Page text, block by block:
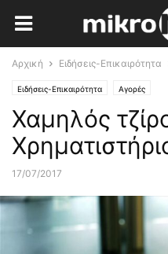
Αρχική Ειδήσεις-Επικαιρότητα
Ειδήσεις-Επικαιρότητα Αγορές
Χαμηλός
17/07/2017